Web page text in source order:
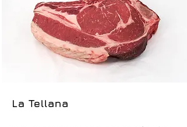
La Tellana